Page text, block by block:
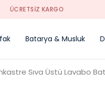
YENI SEZON ÜRÜNLER
Batarya & Musluk
Sıva Üstü Lavabo